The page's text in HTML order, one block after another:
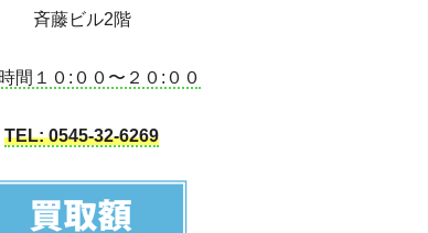
斉藤ビル2階
間１０:００〜２０:００
TEL: 0545-32-6269